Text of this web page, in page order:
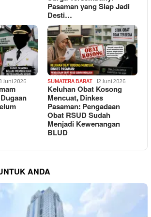
Pasaman yang Siap Jadi
Desti…
Juni 2026 SUMATERA BARAT 12 Juni 2026
Keluhan Obat Kosong
Mencuat, Dinkes
Pasaman: Pengadaan
Obat RSUD Sudah
Menjadi Kewenangan
BLUD
ANDA